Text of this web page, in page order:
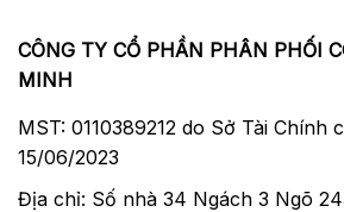
CÔNG TY CỔ PHẦN PHÂN PHỐI
MINH
MST: 0110389212 do Sở Tài Chính
15/06/2023
Địa chỉ: Số nhà 34 Ngách 3 Ngõ